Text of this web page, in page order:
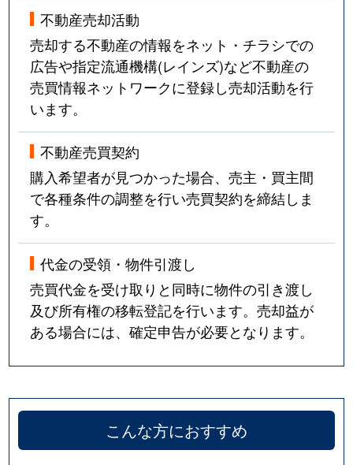
不動産売却活動
売却する不動産の情報をネット・チラシでの
広告や指定流通機構(レインズ)など不動産の
売買情報ネットワークに登録し売却活動を行
います。
不動産売買契約
購入希望者が見つかった場合、売主・買主間
で各種条件の調整を行い売買契約を締結しま
す。
代金の受領・物件引渡し
売買代金を受け取りと同時に物件の引き渡し
及び所有権の移転登記を行います。売却益が
ある場合には、確定申告が必要となります。
こんな方におすすめ